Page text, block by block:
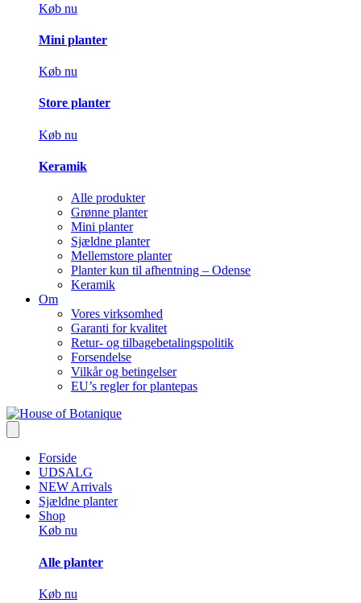
Køb nu
Mini planter
Køb nu
Store planter
Køb nu
Keramik
Alle produkter
Grønne planter
Mini planter
Sjældne planter
Mellemstore planter
Planter kun til afhentning – Odense
Keramik
Om
Vores virksomhed
Garanti for kvalitet
Retur- og tilbagebetalingspolitik
Forsendelse
Vilkår og betingelser
EU’s regler for plantepas
Forside
UDSALG
NEW Arrivals
Sjældne planter
Shop
Køb nu
Alle planter
Køb nu